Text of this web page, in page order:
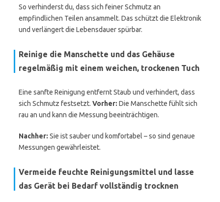
So verhinderst du, dass sich feiner Schmutz an
empfindlichen Teilen ansammelt. Das schützt die Elektronik
und verlängert die Lebensdauer spürbar.
Reinige die Manschette und das Gehäuse
regelmäßig mit einem weichen, trockenen Tuch
Eine sanfte Reinigung entfernt Staub und verhindert, dass
sich Schmutz festsetzt. Vorher: Die Manschette fühlt sich
rau an und kann die Messung beeinträchtigen.
Nachher: Sie ist sauber und komfortabel – so sind genaue
Messungen gewährleistet.
Vermeide feuchte Reinigungsmittel und lasse
das Gerät bei Bedarf vollständig trocknen